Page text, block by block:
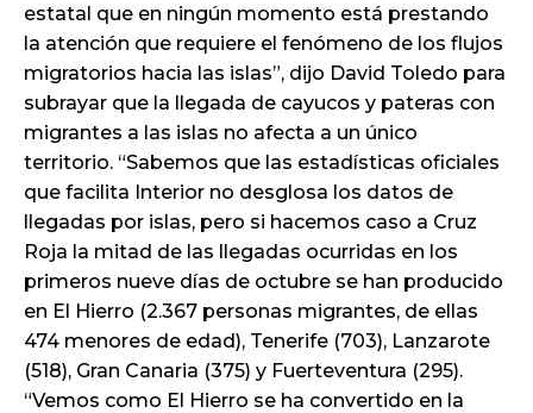
estatal que en ningún momento está prestando
la atención que requiere el fenómeno de los flujos
migratorios hacia las islas”, dijo David Toledo para
subrayar que la llegada de cayucos y pateras con
migrantes a las islas no afecta a un único
territorio. “Sabemos que las estadísticas oficiales
que facilita Interior no desglosa los datos de
llegadas por islas, pero si hacemos caso a Cruz
Roja la mitad de las llegadas ocurridas en los
primeros nueve días de octubre se han producido
en El Hierro (2.367 personas migrantes, de ellas
474 menores de edad), Tenerife (703), Lanzarote
(518), Gran Canaria (375) y Fuerteventura (295).
“Vemos como El Hierro se ha convertido en la